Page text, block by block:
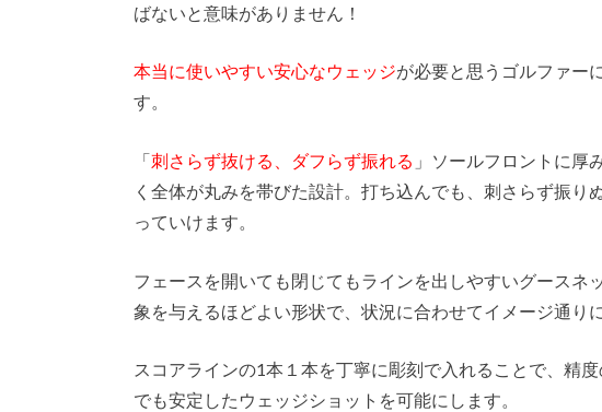
ばないと意味がありません！
本当に使いやすい安心なウェッジが必要と思うゴルファー
す。
「刺さらず抜ける、ダフらず振れる 」ソールフロントに厚
く全体が丸みを帯びた設計。打ち込んでも、刺さらず振り
っていけます。
フェースを開いても閉じてもラインを出しやすいグースネ
象を与えるほどよい形状で、状況に合わせてイメージ通り
スコアラインの1本１本を丁寧に彫刻で入れることで、精
でも安定したウェッジショットを可能にします。